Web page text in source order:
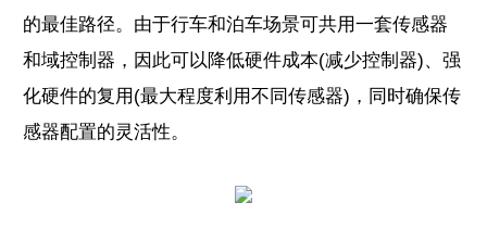
的最佳路径。由于行车和泊车场景可共用一套传感器
和域控制器，因此可以降低硬件成本(减少控制器)、强
化硬件的复用(最大程度利用不同传感器)，同时确保传
感器配置的灵活性。